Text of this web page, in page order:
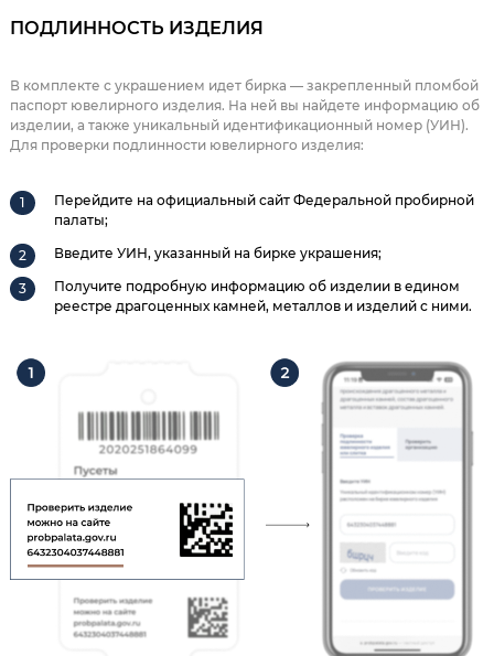
ПОДЛИННОСТЬ ИЗДЕЛИЯ
В комплекте с украшением идет бирка — закрепленный пломбой
паспорт ювелирного изделия. На ней вы найдете информацию об
изделии, а также уникальный идентификационный номер (УИН).
Для проверки подлинности ювелирного изделия:
Перейдите на официальный сайт Федеральной пробирной
палаты;
Введите УИН, указанный на бирке украшения;
Получите подробную информацию об изделии в едином
реестре драгоценных камней, металлов и изделий с ними.